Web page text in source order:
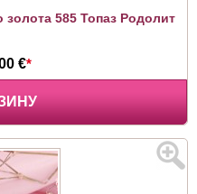
золота 585 Топаз Родолит
€*